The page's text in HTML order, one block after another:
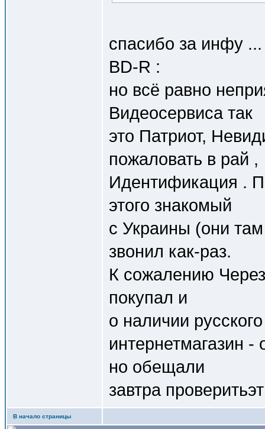
спасибо за инфу
BD-R :
но всё равно
Видеосервиса так
это Патриот,
пожаловать в рай ,
Идентификация .
этого знакомый
с Украины (они
звонил как-раз.
К сожалению
покупал и
о наличии
интернетмагазин
но обещали
завтра
В начало страницы